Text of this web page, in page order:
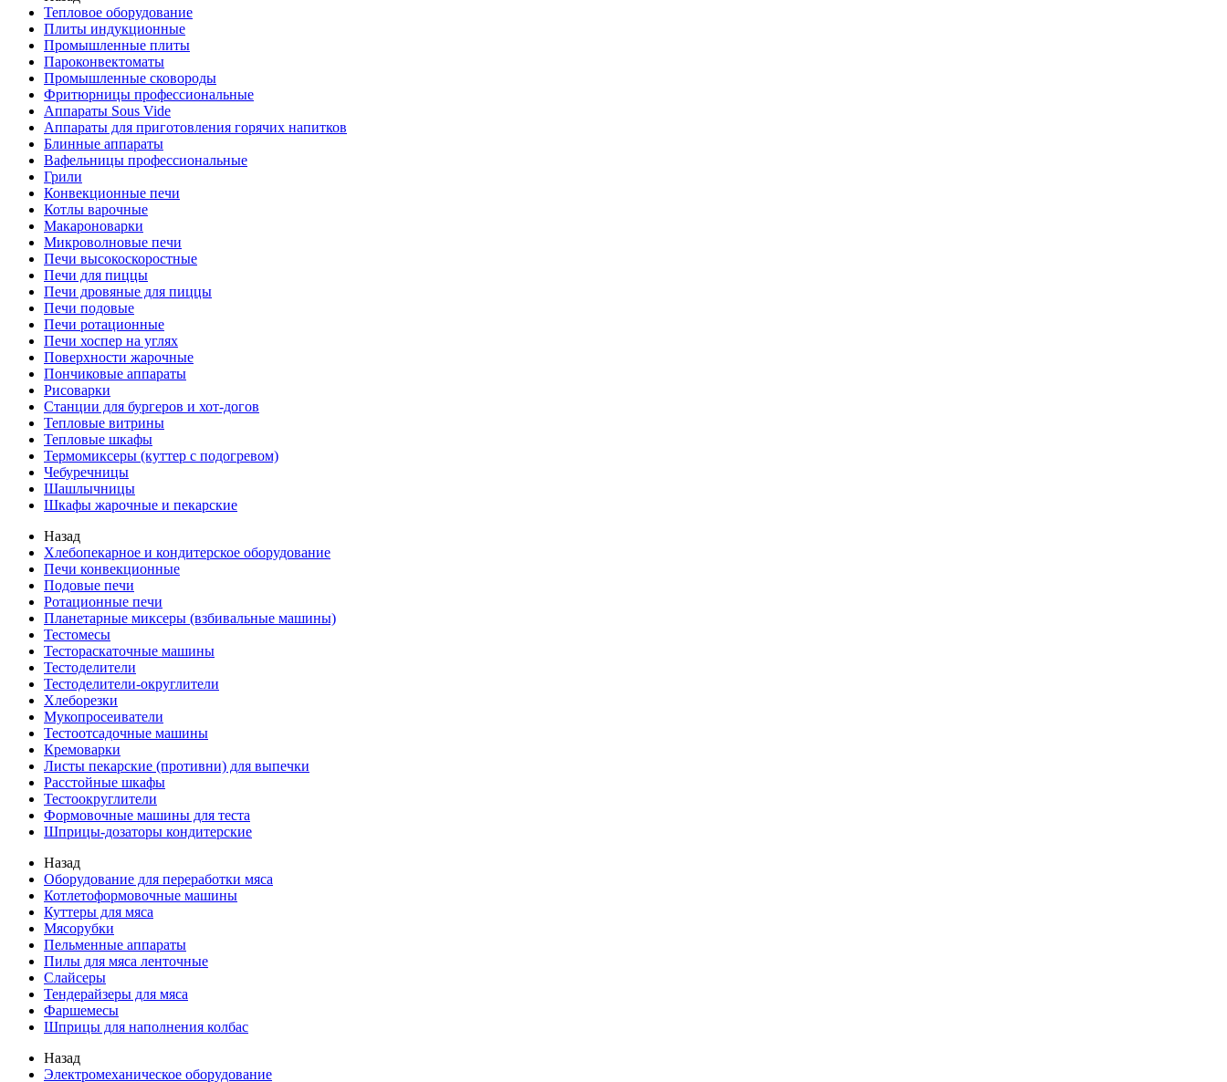
Тепловое оборудование
Плиты индукционные
Промышленные плиты
Пароконвектоматы
Промышленные сковороды
Фритюрницы профессиональные
Аппараты Sous Vide
Аппараты для приготовления горячих напитков
Блинные аппараты
Вафельницы профессиональные
Грили
Конвекционные печи
Котлы варочные
Макароноварки
Микроволновые печи
Печи высокоскоростные
Печи для пиццы
Печи дровяные для пиццы
Печи подовые
Печи ротационные
Печи хоспер на углях
Поверхности жарочные
Пончиковые аппараты
Рисоварки
Станции для бургеров и хот-догов
Тепловые витрины
Тепловые шкафы
Термомиксеры (куттер с подогревом)
Чебуречницы
Шашлычницы
Шкафы жарочные и пекарские
Назад
Хлебопекарное и кондитерское оборудование
Печи конвекционные
Подовые печи
Ротационные печи
Планетарные миксеры (взбивальные машины)
Тестомесы
Тестораскаточные машины
Тестоделители
Тестоделители-округлители
Хлеборезки
Мукопросеиватели
Тестоотсадочные машины
Кремоварки
Листы пекарские (противни) для выпечки
Расстойные шкафы
Тестоокруглители
Формовочные машины для теста
Шприцы-дозаторы кондитерские
Назад
Оборудование для переработки мяса
Котлетоформовочные машины
Куттеры для мяса
Мясорубки
Пельменные аппараты
Пилы для мяса ленточные
Слайсеры
Тендерайзеры для мяса
Фаршемесы
Шприцы для наполнения колбас
Назад
Электромеханическое оборудование